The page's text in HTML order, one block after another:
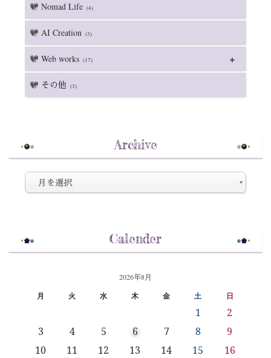
Nomad Life (4)
AI Creation (3)
Web works (17)
その他 (3)
Archive
Calender
2026年8月
月 火 水 木 金 土 日
1
2
3
4 5 6 7 8
9
10
11 12 13 14 15
16